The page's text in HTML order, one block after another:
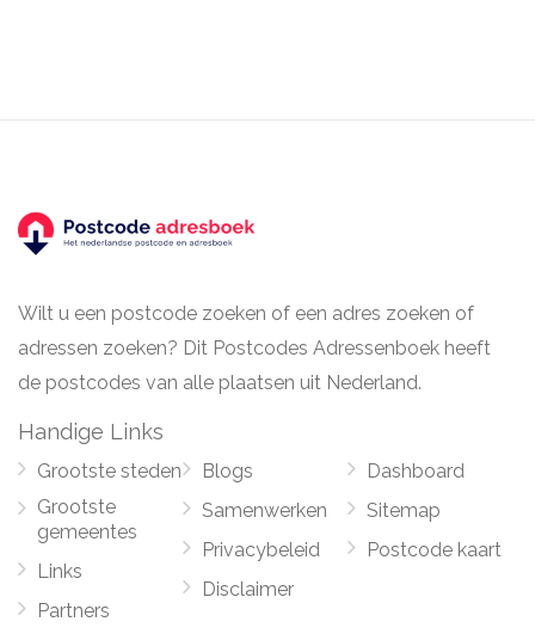
Wilt u een postcode zoeken of een adres zoeken of
adressen zoeken? Dit Postcodes Adressenboek heeft
de postcodes van alle plaatsen uit Nederland.
Handige Links
Grootste steden
Grootste
gemeentes
Links
Partners
Blogs
Samenwerken
Privacybeleid
Disclaimer
Dashboard
Sitemap
Postcode kaart